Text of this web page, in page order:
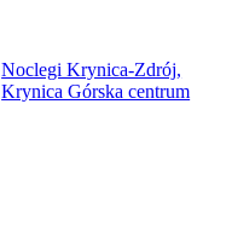
Noclegi Krynica-Zdrój,
Krynica Górska centrum